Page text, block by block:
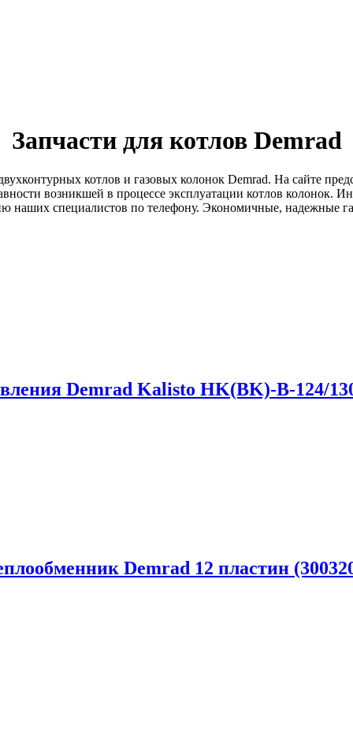
Запчасти для котлов Demrad
котлов и газовых колонок Demrad. На сайте
возникшей в процессе эксплуатации котлов колонок.
наших специалистов по телефону. Экономичные, надежные
Demrad Kalisto HK(BK)-B-124/
Demrad 12 пластин